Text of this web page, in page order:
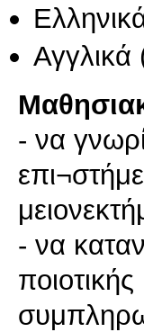
Αγγλικά
- να
- να